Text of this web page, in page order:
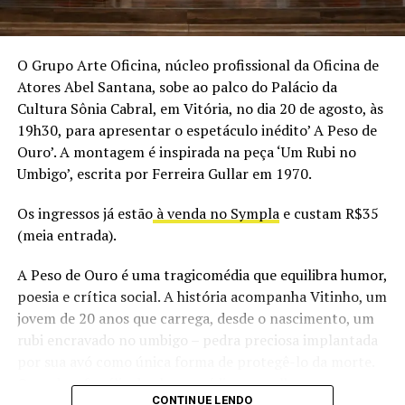
Peça Frozen Fever, da produtora Pepeto Teatro Infantil
Data: 06/04 (sábado) e 07/04 (domingo), às 17h
Local: Casa da Cultura Sônia Cabral, em Vitória
Ingressos: R$30 (meia entrada)
Vendas: Sympla:
https://www.sympla.com.br/evento/frozen-
fever/2389848
Classificação: livre
TÓPICOS RELACIONADOS:
O Grupo Arte Oficina, núcleo profissional da Oficina de
Atores Abel Santana, sobe ao palco do Palácio da
Cultura Sônia Cabral, em Vitória, no dia 20 de agosto, às
19h30, para apresentar o espetáculo inédito’ A Peso de
Ouro’. A montagem é inspirada na peça ‘Um Rubi no
Umbigo’, escrita por Ferreira Gullar em 1970.
Os ingressos já estãoà venda no Symplae custam R$35
(meia entrada).
A Peso de Ouro é uma tragicomédia que equilibra humor,
poesia e crítica social. A história acompanha Vitinho, um
jovem de 20 anos que carrega, desde o nascimento, um
rubi encravado no umbigo – pedra preciosa implantada
Quando a família de classe média mergulha em uma
CONTINUE LENDO